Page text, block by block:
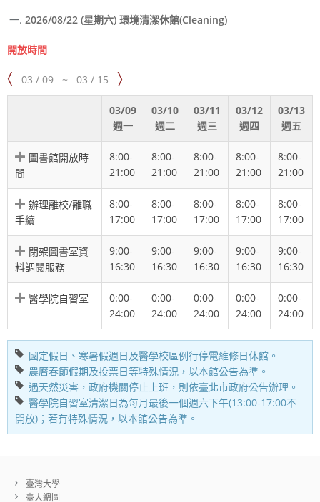
2026/08/22 (星期六) 環境清潔休館(Cleaning)
開放時間
03 / 09 ~ 03 / 15
03/09
週一
03/10
週二
03/11
週三
03/12
週四
03/13
週五
圖書館開放時
間
8:00-
21:00
8:00-
21:00
8:00-
21:00
8:00-
21:00
8:00-
21:00
辦理離校/離職
手續
8:00-
17:00
8:00-
17:00
8:00-
17:00
8:00-
17:00
8:00-
17:00
閉架圖書室資
料調閱服務
9:00-
16:30
9:00-
16:30
9:00-
16:30
9:00-
16:30
9:00-
16:30
醫學院自習室
0:00-
24:00
0:00-
24:00
0:00-
24:00
0:00-
24:00
0:00-
24:00
國定假日、寒暑假週日及醫學校區例行停電維修日休館。
農曆春節假期及投票日等特殊情況，以本館公告為準。
遇天然災害，政府機關停止上班，則依臺北市政府公告辦理。
醫學院自習室清潔日為每月最後一個週六下午(13:00-17:00不
開放)；若有特殊情況，以本館公告為準。
臺灣大學
臺大總圖